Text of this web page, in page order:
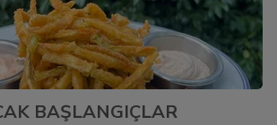
BAŞLANGIÇLAR